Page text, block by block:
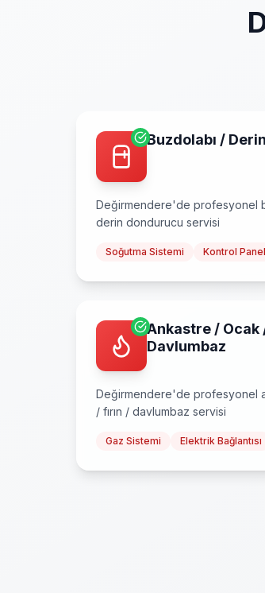
Buzdolabı /
Değirmendere'de profesyonel
derin dondurucu servisi
Soğutma Sistemi Kontrol
Ankastre / Ocak /
Davlumbaz
Değirmendere'de profesyonel
/ fırın / davlumbaz servisi
Gaz Sistemi Elektrik Bağlantısı